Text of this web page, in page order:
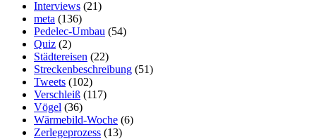
Interviews (21)
meta (136)
Pedelec-Umbau (54)
Quiz (2)
Städtereisen (22)
Streckenbeschreibung (51)
Tweets (102)
Verschleiß (117)
Vögel (36)
Wärmebild-Woche (6)
Zerlegeprozess (13)